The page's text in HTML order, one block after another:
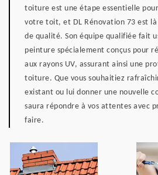
toiture est une étape essentielle
votre toit, et DL Rénovation 73 est
de qualité. Son équipe qualifiée fait
peinture spécialement conçus pour
aux rayons UV, assurant ainsi une
toiture. Que vous souhaitiez
existant ou lui donner une nouvelle
saura répondre à vos attentes avec
faire.